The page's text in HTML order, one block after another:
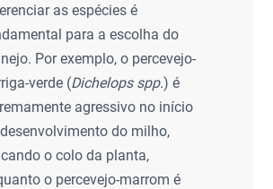
as espécies é
para a escolha do
Por exemplo, o percevejo-
verde (Dichelops spp.) é
agressivo no início
do milho,
o colo da planta,
o percevejo-marrom é